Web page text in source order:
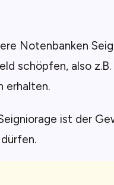
Notenbanken
schöpfen, also
erhalten.
ist der